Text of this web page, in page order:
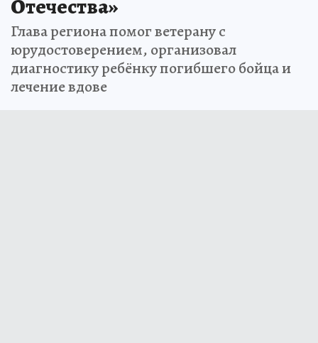
Отечества»
Глава региона помог ветерану с
юрудостоверением, организовал
диагностику ребёнку погибшего бойца и
лечение вдове